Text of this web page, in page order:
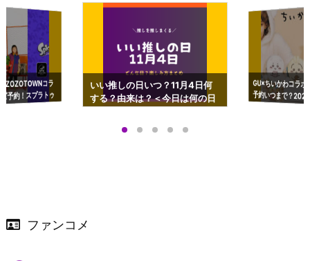
コラ
予約！スプラトゥ
ップも渋谷Hz
いい推しの日いつ？11月4日何
する？由来は？＜今日は何の日
GU×ちいかわコラ
予約いつまで？
ーチやショルダー
ファンコメ